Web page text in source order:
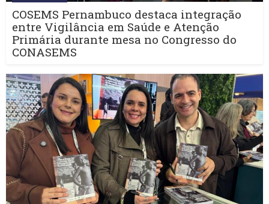
COSEMS Pernambuco destaca integração
entre Vigilância em Saúde e Atenção
Primária durante mesa no Congresso do
CONASEMS